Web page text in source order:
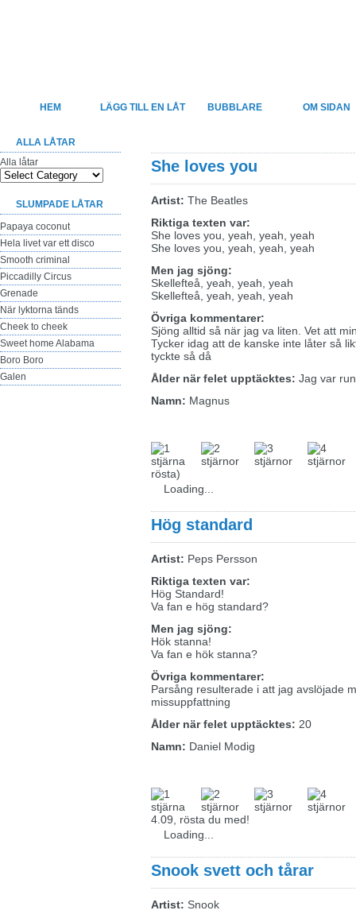
HEM LÄGG TILL EN LÅT BUBBLARE OM SIDAN
ALLA LÅTAR
Alla låtar
SLUMPADE LÅTAR
Papaya coconut
Hela livet var ett disco
Smooth criminal
Piccadilly Circus
Grenade
När lyktorna tänds
Cheek to cheek
Sweet home Alabama
Boro Boro
Galen
She loves you
Artist: The Beatles
Riktiga texten var:
She loves you, yeah, yeah, yeah
She loves you, yeah, yeah, yeah
Men jag sjöng:
Skellefteå, yeah, yeah, yeah
Skellefteå, yeah, yeah, yeah
Övriga kommentarer:
Sjöng alltid så när jag va liten. Vet att
Tycker idag att de kanske inte låter så
tyckte så då
Ålder när felet upptäcktes: Jag var
Namn: Magnus
rösta)
Loading...
Hög standard
Artist: Peps Persson
Riktiga texten var:
Hög Standard!
Va fan e hög standard?
Men jag sjöng:
Hök stanna!
Va fan e hök stanna?
Övriga kommentarer:
Parsång resulterade i att jag avslöjade
missuppfattning
Ålder när felet upptäcktes: 20
Namn: Daniel Modig
4.09, rösta du med!
Loading...
Snook svett och tårar
Artist: Snook